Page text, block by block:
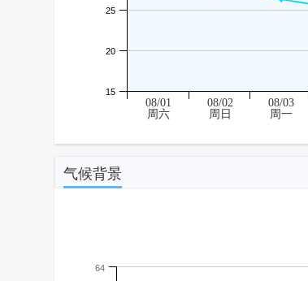
15
20
25
08/01
周六
08/02
周日
08/03
周一
气候背景
64